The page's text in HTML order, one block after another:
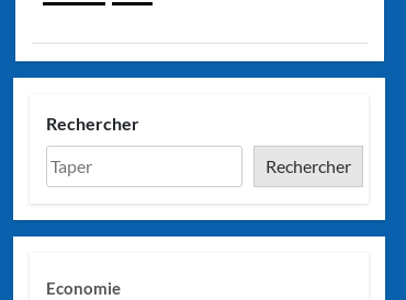
Rechercher
Rechercher
Economie